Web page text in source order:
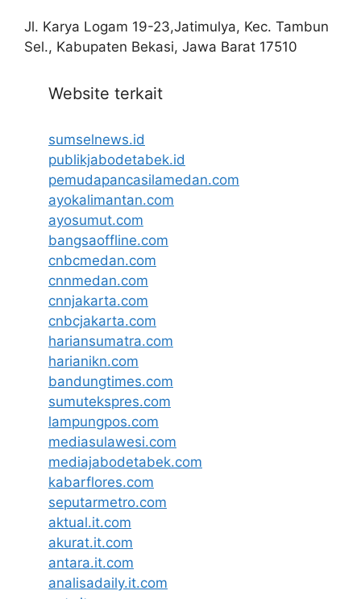
Jl. Karya Logam 19-23,Jatimulya, Kec. Tambun
Sel., Kabupaten Bekasi, Jawa Barat 17510
Website terkait
sumselnews.id
publikjabodetabek.id
pemudapancasilamedan.com
ayokalimantan.com
ayosumut.com
bangsaoffline.com
cnbcmedan.com
cnnmedan.com
cnnjakarta.com
cnbcjakarta.com
hariansumatra.com
harianikn.com
bandungtimes.com
sumutekspres.com
lampungpos.com
mediasulawesi.com
mediajabodetabek.com
kabarflores.com
seputarmetro.com
aktual.it.com
akurat.it.com
antara.it.com
analisadaily.it.com